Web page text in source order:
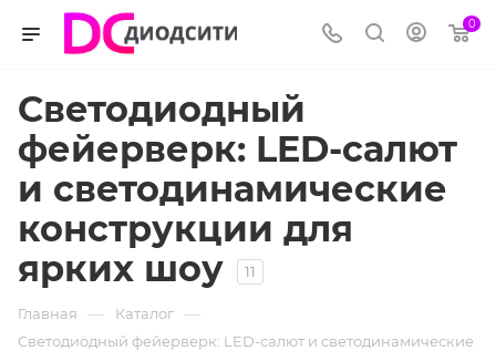
0
Светодиодный
фейерверк: LED-салют
и светодинамические
конструкции для
ярких шоу
11
Главная — Каталог —
Светодиодный фейерверк: LED-салют и светодинамические